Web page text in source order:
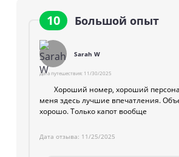
10 Большой опыт
Sarah W
Дата путешествия: 11/30/2025
Хороший номер, хороший
меня здесь лучшие впечатления.
хорошо. Только капот вообще
Дата отзыва: 11/25/2025